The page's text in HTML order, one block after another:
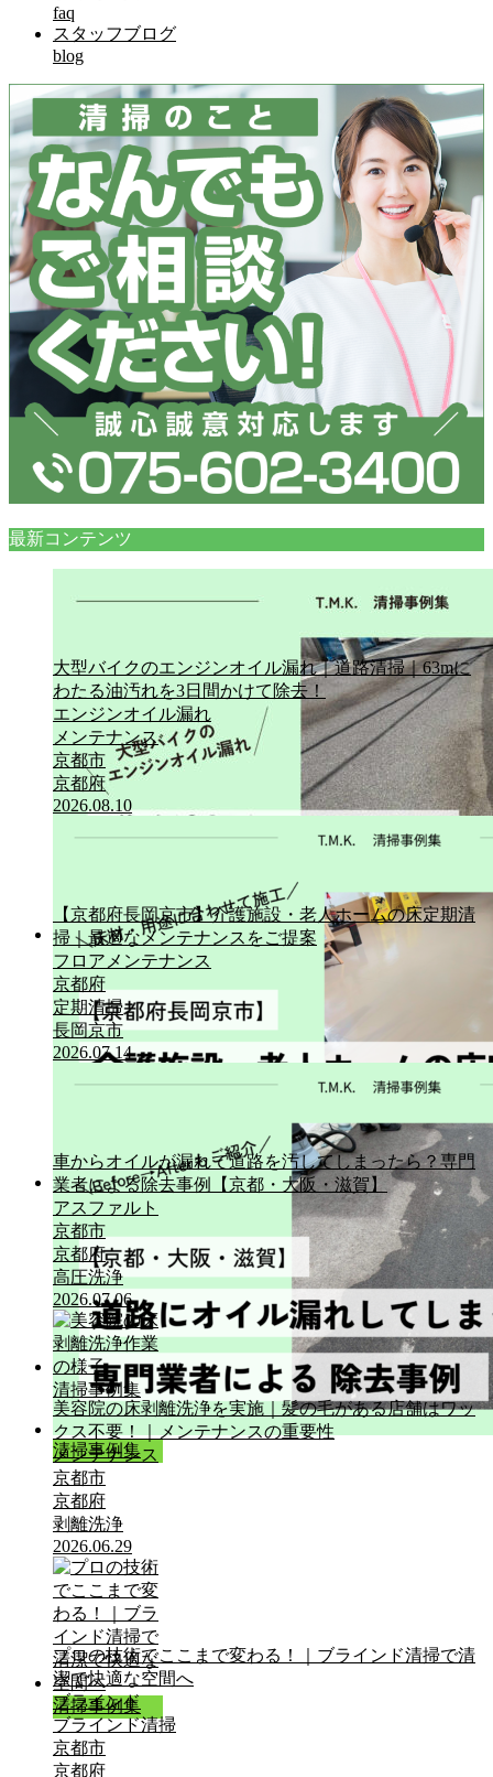
faq
スタッフブログ
blog
最新コンテンツ
清掃事例集
大型バイクのエンジンオイル漏れ｜道路清掃｜63mに
わたる油汚れを3日間かけて除去！
エンジンオイル漏れ
メンテナンス
京都市
京都府
2026.08.10
清掃事例集
【京都府長岡京市】介護施設・老人ホームの床定期清
掃｜最適なメンテナンスをご提案
フロアメンテナンス
京都府
定期清掃
長岡京市
2026.07.14
清掃事例集
車からオイルが漏れて道路を汚してしまったら？専門
業者による除去事例【京都・大阪・滋賀】
アスファルト
京都市
京都府
高圧洗浄
2026.07.06
清掃事例集
美容院の床剥離洗浄を実施｜髪の毛がある店舗はワッ
クス不要！｜メンテナンスの重要性
メンテナンス
京都市
京都府
剥離洗浄
2026.06.29
清掃事例集
プロの技術でここまで変わる！｜ブラインド清掃で清
潔で快適な空間へ
ブラインド
ブラインド清掃
京都市
京都府